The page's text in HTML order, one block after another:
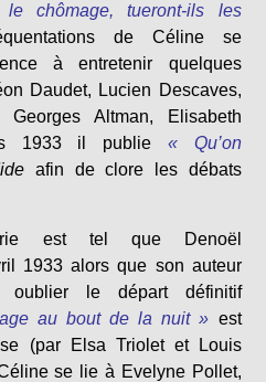
chômage, tueront-ils les
de Céline se
à entretenir quelques
Daudet, Lucien Descaves,
Altman, Elisabeth
1933 il publie
« Qu’on
afin de clore les débats
est tel que Denoël
1933 alors que son auteur
oublier le départ définitif
au bout de la nuit » est
(par Elsa Triolet et Louis
se lie à Evelyne Pollet,